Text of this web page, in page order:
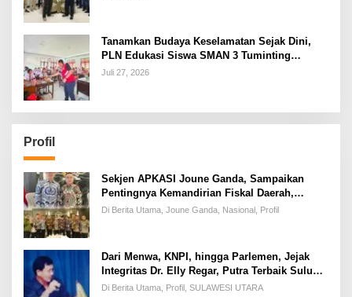
Tanamkan Budaya Keselamatan Sejak Dini,
PLN Edukasi Siswa SMAN 3 Tuminting
Manado Soal Bahaya Listrik
Juli 27, 2026
Profil
Sekjen APKASI Joune Ganda, Sampaikan
Pentingnya Kemandirian Fiskal Daerah,
Dihadapan Pimpinan DPR-RI
Di Berita Utama, Joune Ganda, Nasional, Profil
Dari Menwa, KNPI, hingga Parlemen, Jejak
Integritas Dr. Elly Regar, Putra Terbaik Suluun
yang Disegani Lintas Generasi
Di Berita Utama, Profil, SULAWESI UTARA